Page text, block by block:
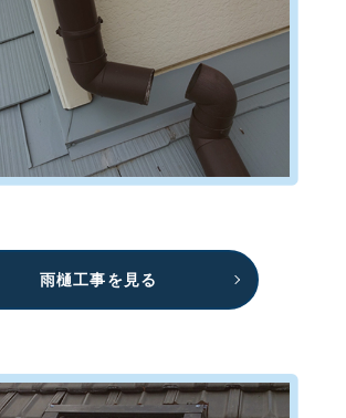
雨樋工事を見る